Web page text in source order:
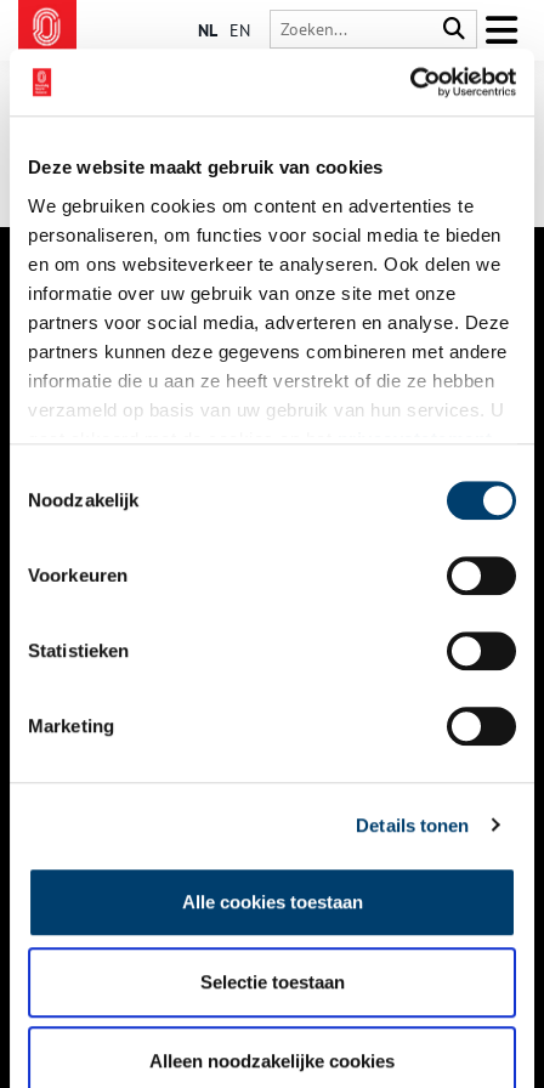
Deze website maakt gebruik van cookies
We gebruiken cookies om content en advertenties te
personaliseren, om functies voor social media te bieden
en om ons websiteverkeer te analyseren. Ook delen we
informatie over uw gebruik van onze site met onze
partners voor social media, adverteren en analyse. Deze
partners kunnen deze gegevens combineren met andere
informatie die u aan ze heeft verstrekt of die ze hebben
verzameld op basis van uw gebruik van hun services. U
Noodzakelijk
Voorkeuren
Statistieken
Marketing
Details tonen
Alle cookies toestaan
Selectie toestaan
Alleen noodzakelijke cookies
NL EN
VERHALEN
NIEUWS
KALENDER
ACTIVITEITEN
NIEUWSBRIEF
DISCLAIMER
TOEGANKELIJKHEID
Volg ONH op social media